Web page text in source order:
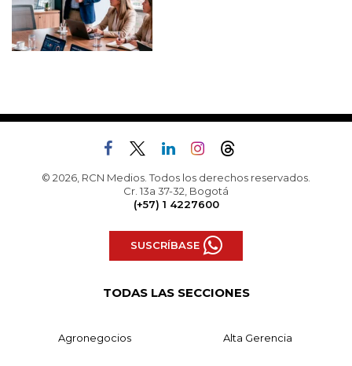
© 2026, RCN Medios. Todos los derechos reservados.
Cr. 13a 37-32, Bogotá
(+57) 1 4227600
SUSCRÍBASE
TODAS LAS SECCIONES
Agronegocios Alta Gerencia